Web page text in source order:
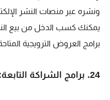
يمكنك كسب الدخل من بيع
برامج العروض الترويجية
24. برامج الشراكة التابعة: